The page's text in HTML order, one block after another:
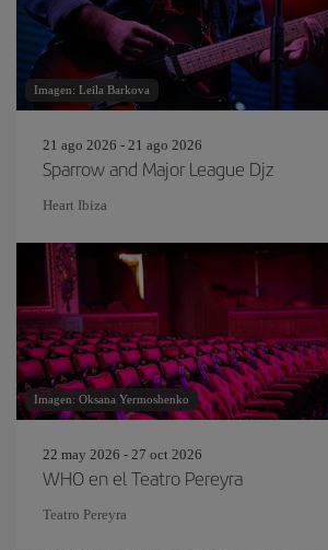
Imagen: Leila Barkova
21 ago 2026 - 21 ago 2026
Sparrow and Major League Djz
Heart Ibiza
Imagen: Oksana Yermoshenko
22 may 2026 - 27 oct 2026
WHO en el Teatro Pereyra
Teatro Pereyra